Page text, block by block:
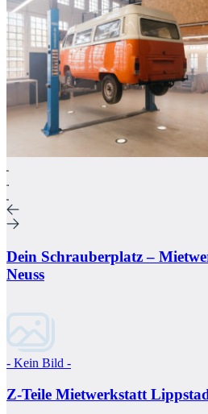
Dein Schrauberplatz –
Neuss
- Kein Bild -
Z-Teile Mietwerkstatt